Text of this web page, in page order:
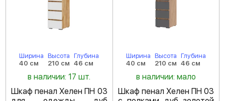
Ширина
40 см
Высота
210 см
Глубина
46 см
в наличии: 17 шт.
Шкаф пенал Хелен ПН 03
Ширина
40 см
Высота
210 см
Глубина
46 см
в наличии: мало
Шкаф пенал Хелен ПН 03